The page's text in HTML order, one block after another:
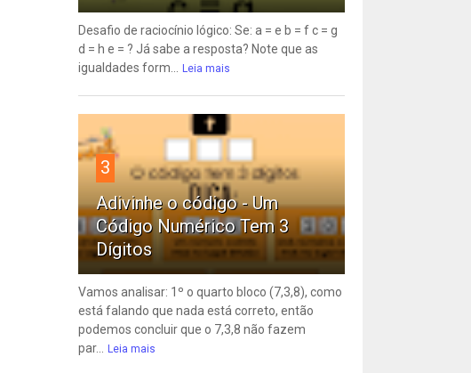
Desafio de raciocínio lógico: Se: a = e b = f c = g
d = h e = ? Já sabe a resposta? Note que as
igualdades form...
Leia mais
3
Adivinhe o código - Um
Código Numérico Tem 3
Dígitos
Vamos analisar: 1º o quarto bloco (7,3,8), como
está falando que nada está correto, então
podemos concluir que o 7,3,8 não fazem
par...
Leia mais